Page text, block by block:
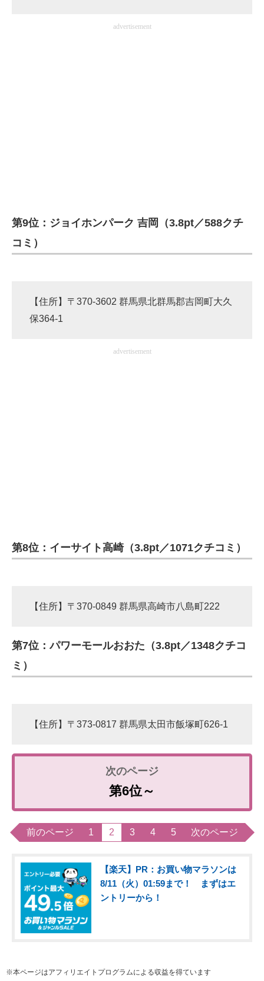
advertisement
第9位：ジョイホンパーク 吉岡（3.8pt／588クチ
コミ）
【住所】〒370-3602 群馬県北群馬郡吉岡町大久
保364-1
advertisement
第8位：イーサイト高崎（3.8pt／1071クチコミ）
【住所】〒370-0849 群馬県高崎市八島町222
第7位：パワーモールおおた（3.8pt／1348クチコ
ミ）
【住所】〒373-0817 群馬県太田市飯塚町626-1
第6位～
前のページ 1 2 3 4 5 次のページ
【楽天】PR：お買い物マラソンは
8/11（火）01:59まで！ まずはエ
ントリーから！
※本ページはアフィリエイトプログラムによる収益を得ています